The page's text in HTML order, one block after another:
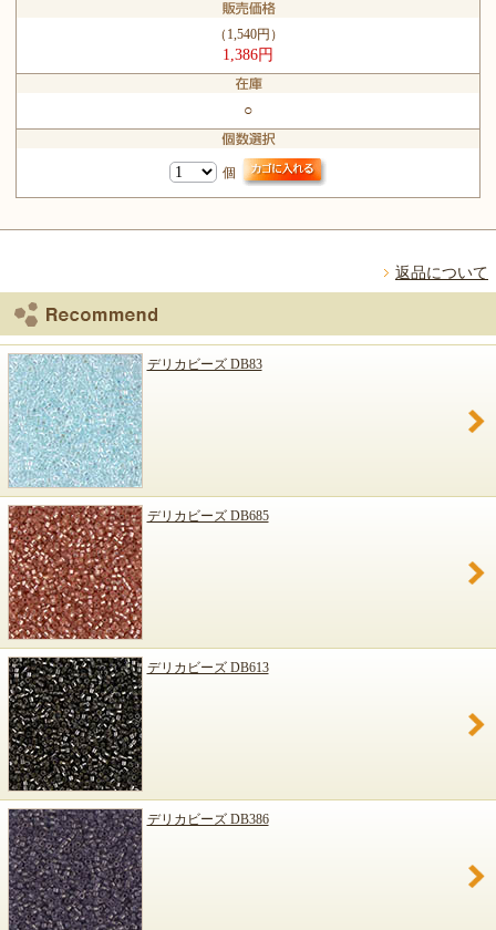
（1,540円）
1,386円
○
個
返品について
デリカビーズ DB83
デリカビーズ DB685
デリカビーズ DB613
デリカビーズ DB386